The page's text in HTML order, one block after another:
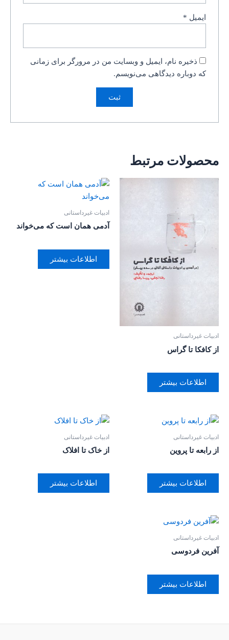
ایمیل *
ذخیره نام، ایمیل و وبسایت من در مرورگر برای زمانی
که دوباره دیدگاهی می‌نویسم.
محصولات مرتبط
ادبیات غیرداستانی
از کافکا تا گراس
اطلاعات بیشتر
ادبیات غیرداستانی
آدمی همان است که می‌خواند
اطلاعات بیشتر
ادبیات غیرداستانی
از رابعه تا پروین
اطلاعات بیشتر
ادبیات غیرداستانی
از خاک تا افلاک
اطلاعات بیشتر
ادبیات غیرداستانی
آفرین فردوسی
اطلاعات بیشتر